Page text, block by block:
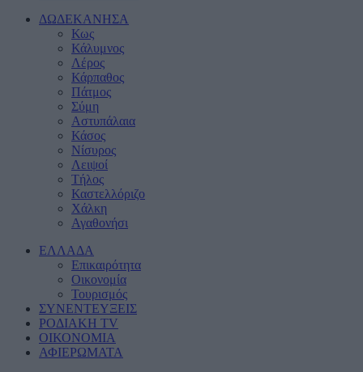
ΔΩΔΕΚΑΝΗΣΑ
Κως
Κάλυμνος
Λέρος
Κάρπαθος
Πάτμος
Σύμη
Αστυπάλαια
Κάσος
Νίσυρος
Λειψοί
Τήλος
Καστελλόριζο
Χάλκη
Αγαθονήσι
ΕΛΛΑΔΑ
Eπικαιρότητα
Οικονομία
Τουρισμός
ΣΥΝΕΝΤΕΥΞΕΙΣ
ΡΟΔΙΑΚΗ TV
ΟΙΚΟΝΟΜΙΑ
ΑΦΙΕΡΩΜΑΤΑ